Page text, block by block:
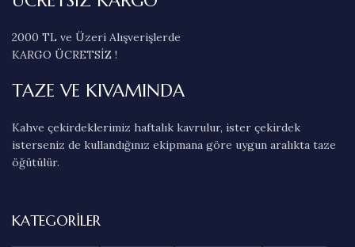
2000 TL ve Üzeri Alışverişlerde
KARGO ÜCRETSİZ !
TAZE VE KIVAMINDA
Kahve çekirdeklerimiz haftalık kavrulur, ister çekirdek
isterseniz de kullandığınız ekipmana göre uygun aralıkta taze
öğütülür.
KATEGORILER